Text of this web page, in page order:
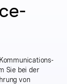
Sie bei der
von